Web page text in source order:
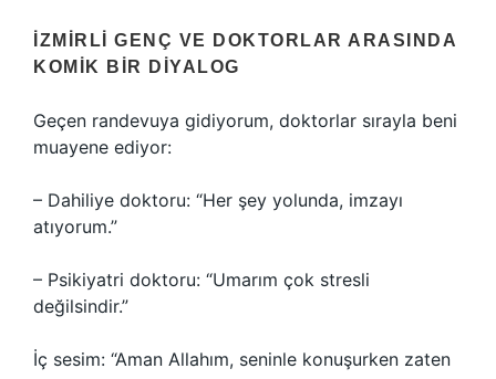
İZMIRLI GENÇ VE DOKTORLAR ARASINDA
KOMIK BIR DIYALOG
Geçen randevuya gidiyorum, doktorlar sırayla beni
muayene ediyor:
– Dahiliye doktoru: “Her şey yolunda, imzayı
atıyorum.”
– Psikiyatri doktoru: “Umarım çok stresli
değilsindir.”
İç sesim: “Aman Allahım, seninle konuşurken zaten